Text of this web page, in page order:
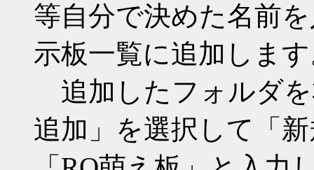
等自分で決めた名前
示板一覧に追加しま
追加したフォルダ
追加」を選択して「